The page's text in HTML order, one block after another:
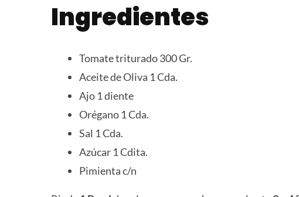
Ingredientes
Tomate triturado 300 Gr.
Aceite de Oliva 1 Cda.
Ajo 1 diente
Orégano 1 Cda.
Sal 1 Cda.
Azúcar 1 Cdita.
Pimienta c/n